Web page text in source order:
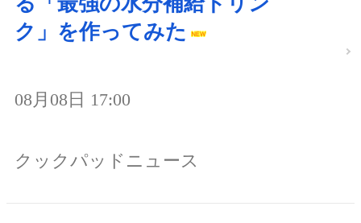
ク」を作ってみた
08月08日 17:00
クックパッドニュース